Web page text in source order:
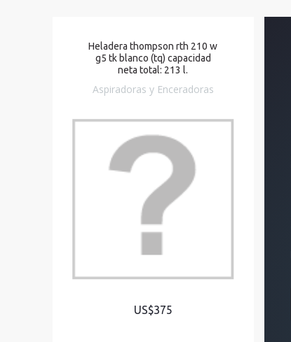
Heladera thompson rth 210 w
g5 tk blanco (tq) capacidad
neta total: 213 l.
Aspiradoras y Enceradoras
US$375